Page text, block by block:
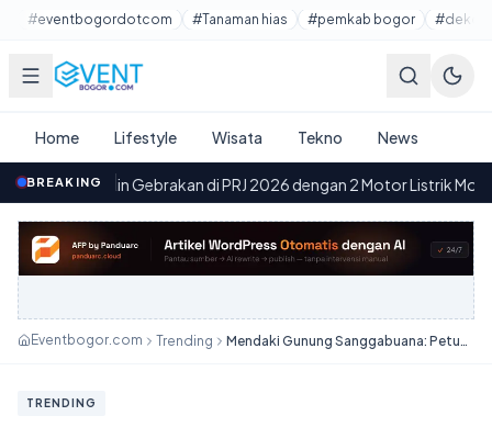
Lewati ke konten utama
#eventbogordotcom #Tanaman hias #pemkab bogor
Home Lifestyle Wisata Tekno News
BREAKING
Gebrakan di PRJ 2026 dengan 2 Motor Listrik Monster Evo &
Eventbogor.com Trending Mendaki Gunung Sanggabuana: Petualangan Seru di Karawang yang Bikin Ketagihan!
TRENDING